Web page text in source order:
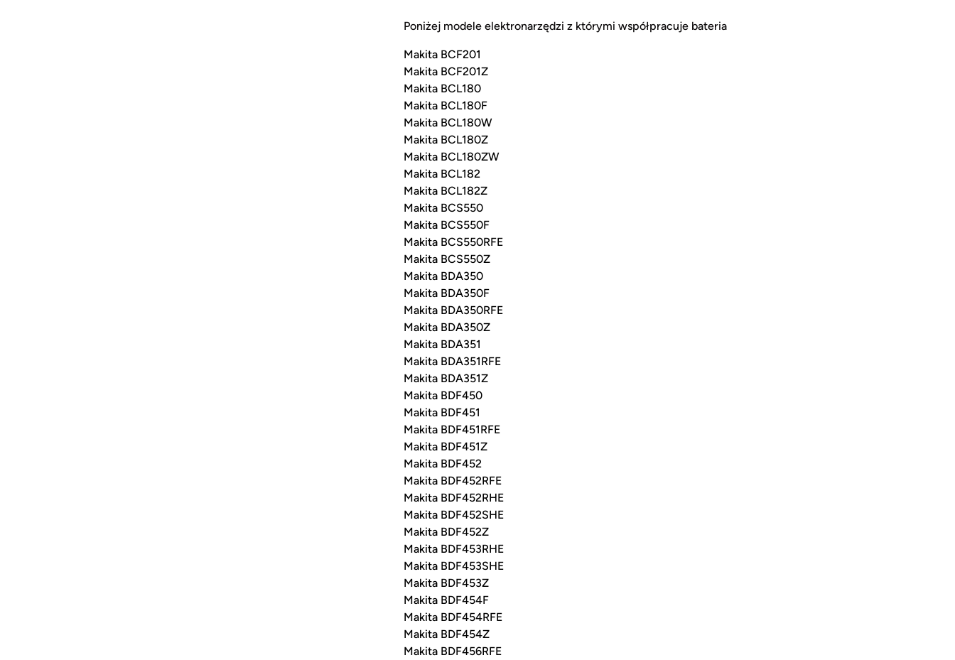
Poniżej modele elektronarzędzi z którymi współpracuje bateria
Makita BCF201
Makita BCF201Z
Makita BCL180
Makita BCL180F
Makita BCL180W
Makita BCL180Z
Makita BCL180ZW
Makita BCL182
Makita BCL182Z
Makita BCS550
Makita BCS550F
Makita BCS550RFE
Makita BCS550Z
Makita BDA350
Makita BDA350F
Makita BDA350RFE
Makita BDA350Z
Makita BDA351
Makita BDA351RFE
Makita BDA351Z
Makita BDF450
Makita BDF451
Makita BDF451RFE
Makita BDF451Z
Makita BDF452
Makita BDF452RFE
Makita BDF452RHE
Makita BDF452SHE
Makita BDF452Z
Makita BDF453RHE
Makita BDF453SHE
Makita BDF453Z
Makita BDF454F
Makita BDF454RFE
Makita BDF454Z
Makita BDF456RFE